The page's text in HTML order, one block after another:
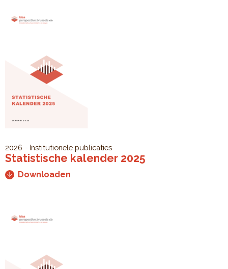
2026 Institutionele publicaties
Statistische kalender 2025
Downloaden